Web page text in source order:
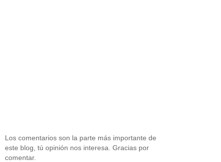
Los comentarios son la parte más importante de
este blog, tú opinión nos interesa. Gracias por
comentar.